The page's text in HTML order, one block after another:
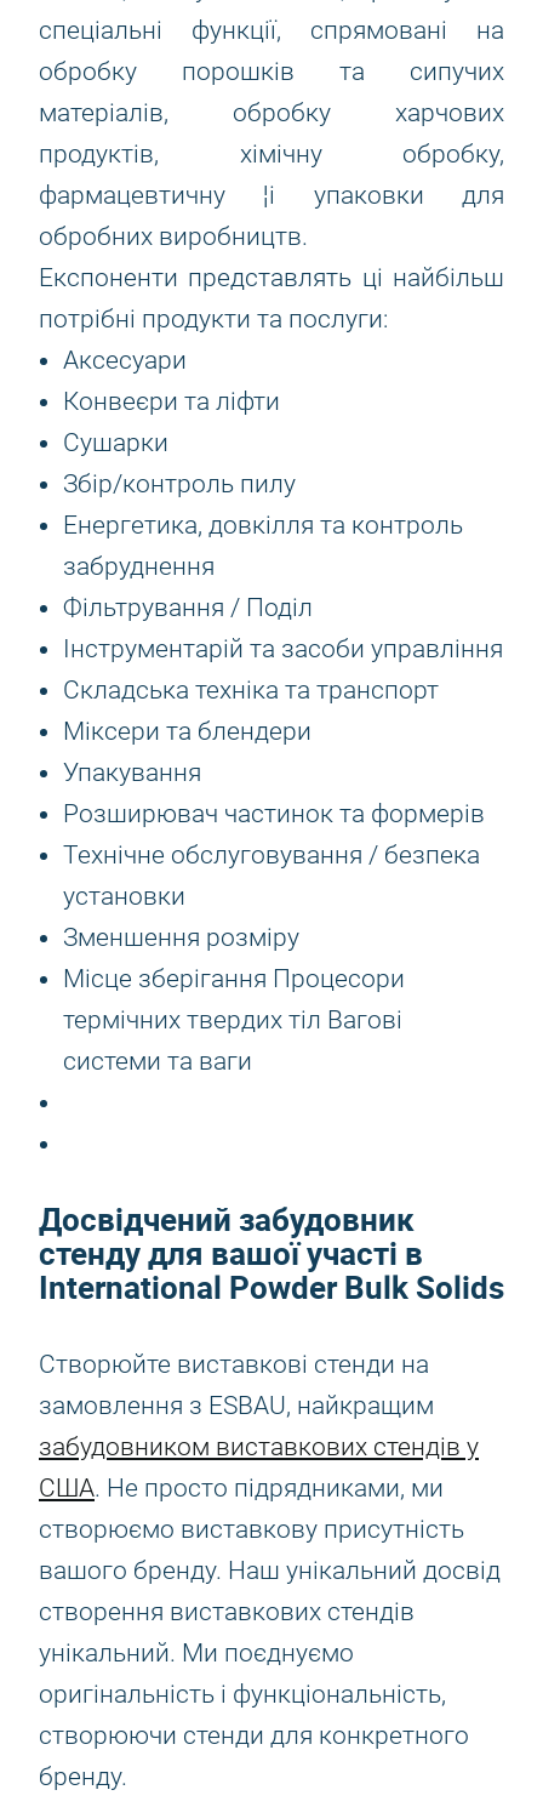
спеціальні функції, спрямовані на
обробку порошків та сипучих
матеріалів, обробку харчових
продуктів, хімічну обробку,
фармацевтичну ¦і упаковки для
обробних виробництв.
Експоненти представлять ці найбільш
потрібні продукти та послуги:
Аксесуари
Конвеєри та ліфти
Сушарки
Збір/контроль пилу
Енергетика, довкілля та контроль
забруднення
Фільтрування / Поділ
Інструментарій та засоби управління
Складська техніка та транспорт
Міксери та блендери
Упакування
Розширювач частинок та формерів
Технічне обслуговування / безпека
установки
Зменшення розміру
Місце зберігання Процесори
термічних твердих тіл Вагові
системи та ваги
Досвідчений забудовник
стенду для вашої участі в
International Powder Bulk Solids
Створюйте виставкові стенди на
замовлення з ESBAU, найкращим
забудовником виставкових стендів у
США. Не просто підрядниками, ми
створюємо виставкову присутність
вашого бренду. Наш унікальний досвід
створення виставкових стендів
унікальний. Ми поєднуємо
оригінальність і функціональність,
створюючи стенди для конкретного
бренду.